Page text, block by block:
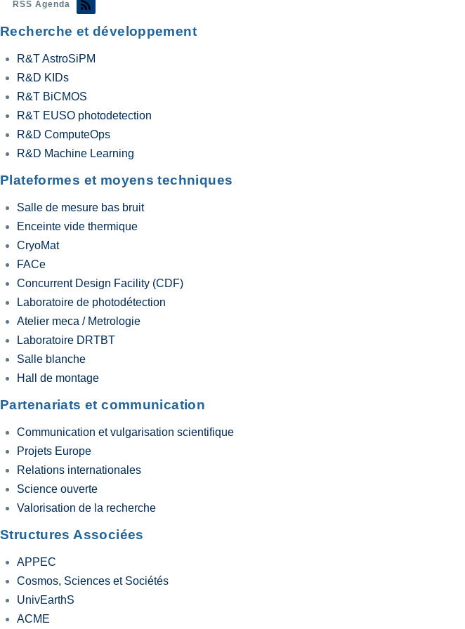
RSS Agenda
Recherche et développement
R&T AstroSiPM
R&D KIDs
R&T BiCMOS
R&T EUSO photodetection
R&D ComputeOps
R&D Machine Learning
Plateformes et moyens techniques
Salle de mesure bas bruit
Enceinte vide thermique
CryoMat
FACe
Concurrent Design Facility (CDF)
Laboratoire de photodétection
Atelier meca / Metrologie
Laboratoire DRTBT
Salle blanche
Hall de montage
Partenariats et communication
Communication et vulgarisation scientifique
Projets Europe
Relations internationales
Science ouverte
Valorisation de la recherche
Structures Associées
APPEC
Cosmos, Sciences et Sociétés
UnivEarthS
ACME